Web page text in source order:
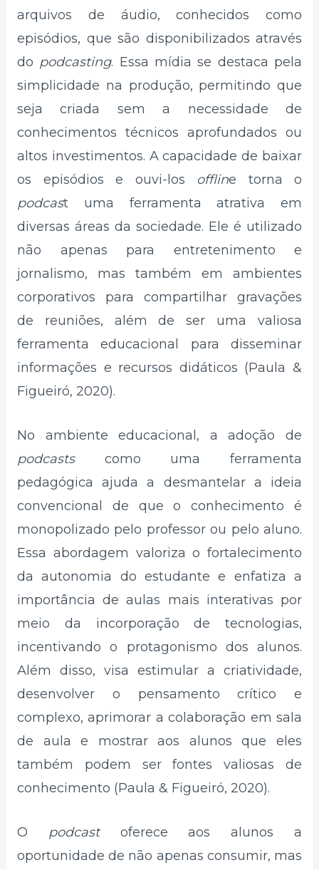
arquivos de áudio, conhecidos como
episódios, que são disponibilizados através
do podcasting. Essa mídia se destaca pela
simplicidade na produção, permitindo que
seja criada sem a necessidade de
conhecimentos técnicos aprofundados ou
altos investimentos. A capacidade de baixar
os episódios e ouvi-los offline torna o
podcast uma ferramenta atrativa em
diversas áreas da sociedade. Ele é utilizado
não apenas para entretenimento e
jornalismo, mas também em ambientes
corporativos para compartilhar gravações
de reuniões, além de ser uma valiosa
ferramenta educacional para disseminar
informações e recursos didáticos (Paula &
Figueiró, 2020).
No ambiente educacional, a adoção de
podcasts como uma ferramenta
pedagógica ajuda a desmantelar a ideia
convencional de que o conhecimento é
monopolizado pelo professor ou pelo aluno.
Essa abordagem valoriza o fortalecimento
da autonomia do estudante e enfatiza a
importância de aulas mais interativas por
meio da incorporação de tecnologias,
incentivando o protagonismo dos alunos.
Além disso, visa estimular a criatividade,
desenvolver o pensamento crítico e
complexo, aprimorar a colaboração em sala
de aula e mostrar aos alunos que eles
também podem ser fontes valiosas de
conhecimento (Paula & Figueiró, 2020).
O podcast oferece aos alunos a
oportunidade de não apenas consumir, mas